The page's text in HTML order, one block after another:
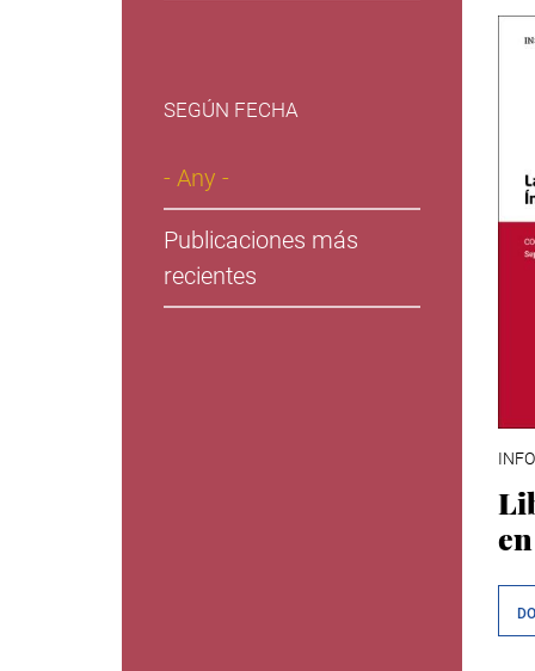
SEGÚN FECHA
- Any -
Publicaciones más
recientes